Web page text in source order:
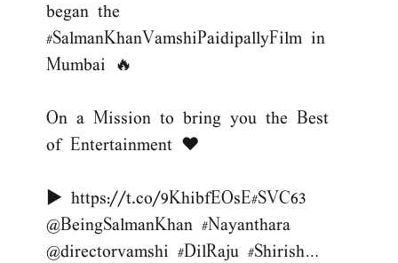
began the
#SalmanKhanVamshiPaidipallyFilm in
Mumbai 🔥
On a Mission to bring you the Best
of Entertainment ❤️
▶️ https://t.co/9KhibfEOsE#SVC63
@BeingSalmanKhan #Nayanthara
@directorvamshi #DilRaju #Shirish…